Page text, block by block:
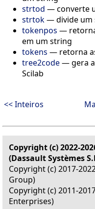
strtod —converte
strtok—divide um
tokenpos —
em um string
tokens — retorna
tree2code—gera
Scilab
<< Inteiros
Copyright (c) 2022-
(Dassault Systèmes
Copyright (c) 2017-
Group)
Copyright (c) 2011-
Enterprises)